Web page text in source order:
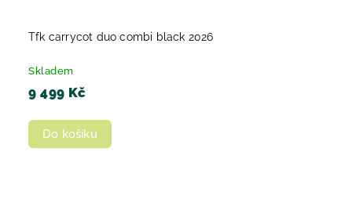
Tfk carrycot duo combi black 2026
Skladem
9 499 Kč
Do košíku